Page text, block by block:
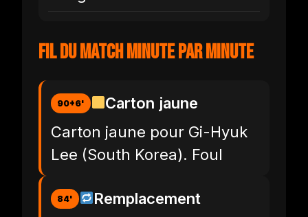
Fil du match minute par minute
90+6'
Carton jaune
Carton jaune pour Gi-Hyuk
Lee (South Korea). Foul
84'
Remplacement